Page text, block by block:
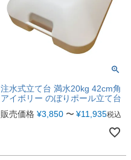
注水式立て台 満水20kg 42cm角
アイボリー のぼりポール立て台
販売価格 ¥3,850 〜 ¥11,935税込